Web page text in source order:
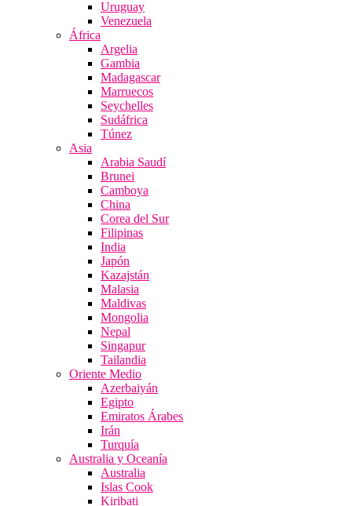
Uruguay
Venezuela
África
Argelia
Gambia
Madagascar
Marruecos
Seychelles
Sudáfrica
Túnez
Asia
Arabia Saudí
Brunei
Camboya
China
Corea del Sur
Filipinas
India
Japón
Kazajstán
Malasia
Maldivas
Mongolia
Nepal
Singapur
Tailandia
Oriente Medio
Azerbaiyán
Egipto
Emiratos Árabes
Irán
Turquía
Australia y Oceanía
Australia
Islas Cook
Kiribati